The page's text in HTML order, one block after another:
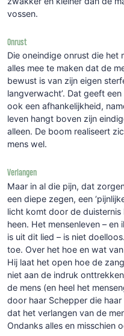
vossen.
Onrust
Die oneindige onrust die het
alles mee te maken dat de
bewust is van zijn eigen
langverwacht’. Dat geeft
ook een afhankelijkheid,
leven hangt boven zijn
alleen. De boom realiseert
mens wel.
Verlangen
Maar in al die pijn, dat
een diepe zegen, een
licht komt door de
heen. Het mensenleven –
is uit dit lied – is niet
toe. Over het hoe en wat
Hij laat het open hoe de
niet aan de indruk
de mens (en heel het
door haar Schepper die
dat het verlangen van de
Ondanks alles en misschien